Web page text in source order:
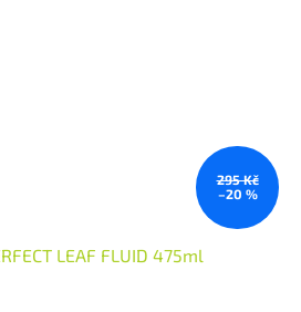
295 Kč
–20 %
LEAF FLUID 475ml